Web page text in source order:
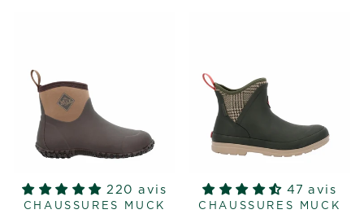
220 avis
CHAUSSURES MUCK
47 avis
CHAUSSURES MUCK